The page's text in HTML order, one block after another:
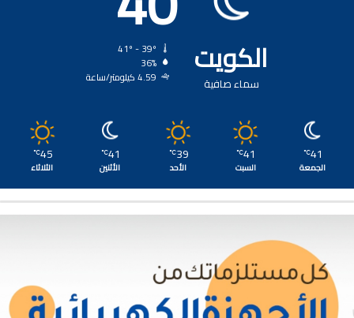
الكويت
سماء صافية
36%
4.59 كيلومتر/ساعة
41
℃
الجمعة
41
℃
السبت
39
℃
الأحد
41
℃
الأثنين
45
℃
الثلاثاء